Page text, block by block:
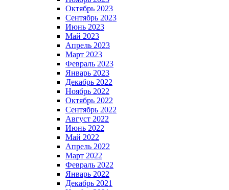
Октябрь 2023
Сентябрь 2023
Июнь 2023
Май 2023
Апрель 2023
Март 2023
Февраль 2023
Январь 2023
Декабрь 2022
Ноябрь 2022
Октябрь 2022
Сентябрь 2022
Август 2022
Июнь 2022
Май 2022
Апрель 2022
Март 2022
Февраль 2022
Январь 2022
Декабрь 2021